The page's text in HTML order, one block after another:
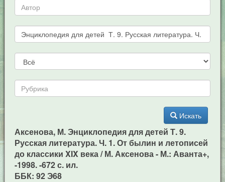
Искать
Аксенова, М. Энциклопедия для детей Т. 9.
Русская литература. Ч. 1. От былин и летописей
до классики XIX века / М. Аксенова - М.: Аванта+,
-1998. -672 с. ил.
ББК: 92 Э68